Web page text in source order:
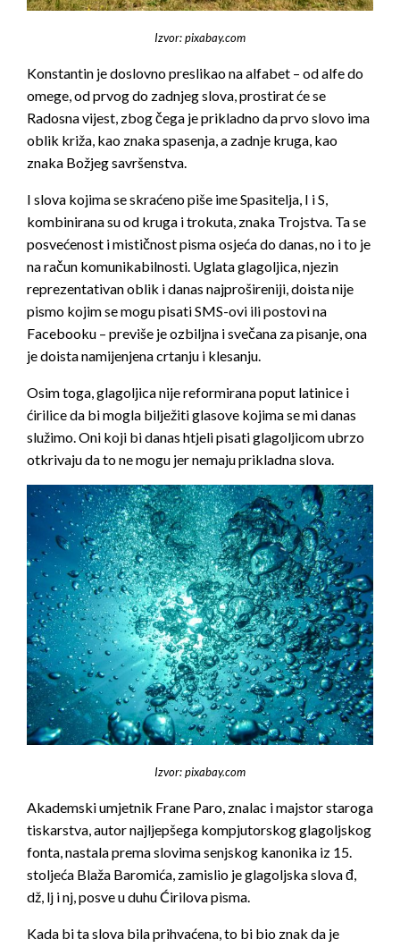
Izvor: pixabay.com
Konstantin je doslovno preslikao na alfabet – od alfe do
omege, od prvog do zadnjeg slova, prostirat će se
Radosna vijest, zbog čega je prikladno da prvo slovo ima
oblik križa, kao znaka spasenja, a zadnje kruga, kao
znaka Božjeg savršenstva.
I slova kojima se skraćeno piše ime Spasitelja, I i S,
kombinirana su od kruga i trokuta, znaka Trojstva. Ta se
posvećenost i mističnost pisma osjeća do danas, no i to je
na račun komunikabilnosti. Uglata glagoljica, njezin
reprezentativan oblik i danas najprošireniji, doista nije
pismo kojim se mogu pisati SMS-ovi ili postovi na
Facebooku – previše je ozbiljna i svečana za pisanje, ona
je doista namijenjena crtanju i klesanju.
Osim toga, glagoljica nije reformirana poput latinice i
ćirilice da bi mogla bilježiti glasove kojima se mi danas
služimo. Oni koji bi danas htjeli pisati glagoljicom ubrzo
otkrivaju da to ne mogu jer nemaju prikladna slova.
Izvor: pixabay.com
Akademski umjetnik Frane Paro, znalac i majstor staroga
tiskarstva, autor najljepšega kompjutorskog glagoljskog
fonta, nastala prema slovima senjskog kanonika iz 15.
stoljeća Blaža Baromića, zamislio je glagoljska slova đ,
dž, lj i nj, posve u duhu Ćirilova pisma.
Kada bi ta slova bila prihvaćena, to bi bio znak da je